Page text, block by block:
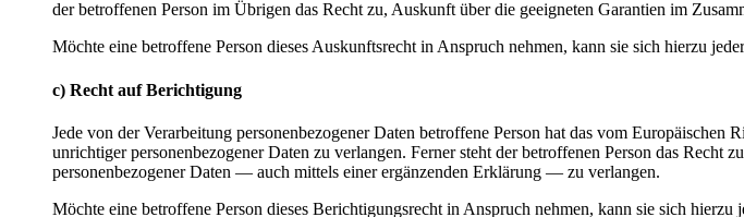
der betroffenen Person im Übrigen das Recht zu, Auskunft über die geeigneten Garantien im
Möchte eine betroffene Person dieses Auskunftsrecht in Anspruch nehmen, kann sie sich hierzu
c) Recht auf Berichtigung
Jede von der Verarbeitung personenbezogener Daten betroffene Person hat das vom
unrichtiger personenbezogener Daten zu verlangen. Ferner steht der betroffenen Person das
personenbezogener Daten — auch mittels einer ergänzenden Erklärung — zu verlangen.
Möchte eine betroffene Person dieses Berichtigungsrecht in Anspruch nehmen, kann sie sich